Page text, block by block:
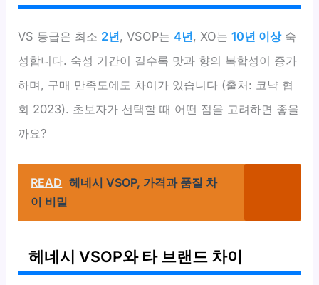
VS 등급은 최소 2년, VSOP는4년, XO는10년 이상숙
성합니다. 숙성 기간이 길수록 맛과 향의 복합성이 증가
하며, 구매 만족도에도 차이가 있습니다 (출처: 코냑 협
회 2023). 초보자가 선택할 때 어떤 점을 고려하면 좋을
까요?
READ 헤네시 VSOP, 가격과 품질 차
이 비밀
헤네시 VSOP와 타 브랜드 차이